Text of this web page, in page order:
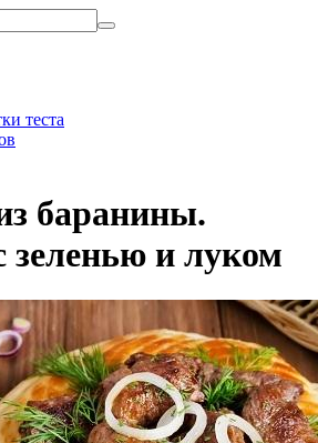
теста
баранины.
зеленью и луком